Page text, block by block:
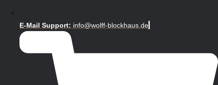
E-Mail Support: info@wolff-blockhaus.de